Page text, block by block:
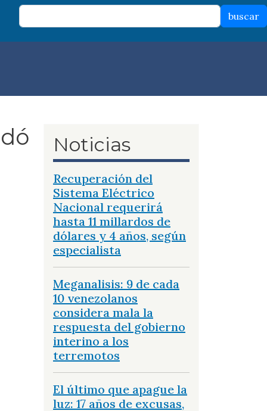
buscar
Noticias
Recuperación del
Sistema Eléctrico
Nacional requerirá
hasta 11 millardos de
dólares y 4 años, según
especialista
Meganalisis: 9 de cada
10 venezolanos
considera mala la
respuesta del gobierno
interino a los
terremotos
El último que apague la
luz: 17 años de excusas,